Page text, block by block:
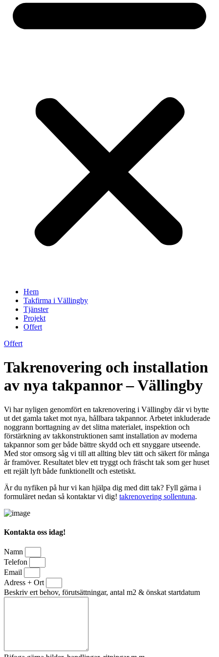
Hem
Takfirma i Vällingby
Tjänster
Projekt
Offert
Offert
Takrenovering och installation
av nya takpannor – Vällingby
Vi har nyligen genomfört en takrenovering i Vällingby där vi bytte
ut det gamla taket mot nya, hållbara takpannor. Arbetet inkluderade
noggrann borttagning av det slitna materialet, inspektion och
förstärkning av takkonstruktionen samt installation av moderna
takpannor som ger både bättre skydd och ett snyggare utseende.
Med stor omsorg såg vi till att allting blev tätt och säkert för många
år framöver. Resultatet blev ett tryggt och fräscht tak som ger huset
ett rejält lyft både funktionellt och estetiskt.
Är du nyfiken på hur vi kan hjälpa dig med ditt tak? Fyll gärna i
formuläret nedan så kontaktar vi dig! takrenovering sollentuna.
Kontakta oss idag!
Namn
Telefon
Email
Adress + Ort
Beskriv ert behov, förutsättningar, antal m2 & önskat startdatum